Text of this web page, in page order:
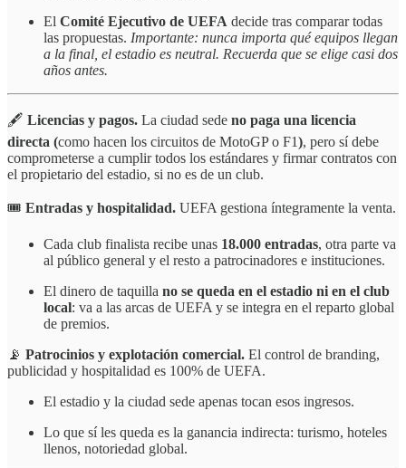
El Comité Ejecutivo de UEFA decide tras comparar todas
las propuestas. Importante: nunca importa qué equipos llegan
a la final, el estadio es neutral. Recuerda que se elige casi dos
años antes.
🖋️ Licencias y pagos. La ciudad sede no paga una licencia
directa (como hacen los circuitos de MotoGP o F1), pero sí debe
comprometerse a cumplir todos los estándares y firmar contratos con
el propietario del estadio, si no es de un club.
🎟️ Entradas y hospitalidad. UEFA gestiona íntegramente la venta.
Cada club finalista recibe unas 18.000 entradas, otra parte va
al público general y el resto a patrocinadores e instituciones.
El dinero de taquilla no se queda en el estadio ni en el club
local: va a las arcas de UEFA y se integra en el reparto global
de premios.
📡 Patrocinios y explotación comercial. El control de branding,
publicidad y hospitalidad es 100% de UEFA.
El estadio y la ciudad sede apenas tocan esos ingresos.
Lo que sí les queda es la ganancia indirecta: turismo, hoteles
llenos, notoriedad global.